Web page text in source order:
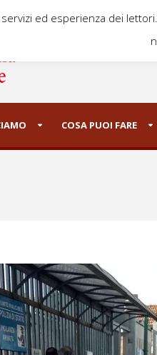
COSA PUOI FARE
ed esperienza dei